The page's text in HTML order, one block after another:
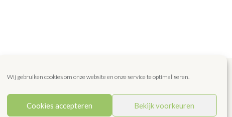
Wij gebruiken cookies om onze website en onze service te optimaliseren.
Cookies accepteren Bekijk voorkeuren
Recepten Blog Favoriet Dit zijn wij! Contact